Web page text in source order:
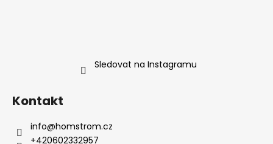
Sledovat na Instagramu
Kontakt
info@homstrom.cz
+420602332957